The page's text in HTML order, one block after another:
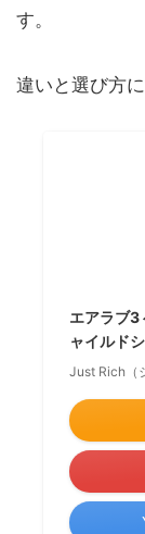
す。
違いと選び方
エアラブ3
ャイルド
Just Rich（